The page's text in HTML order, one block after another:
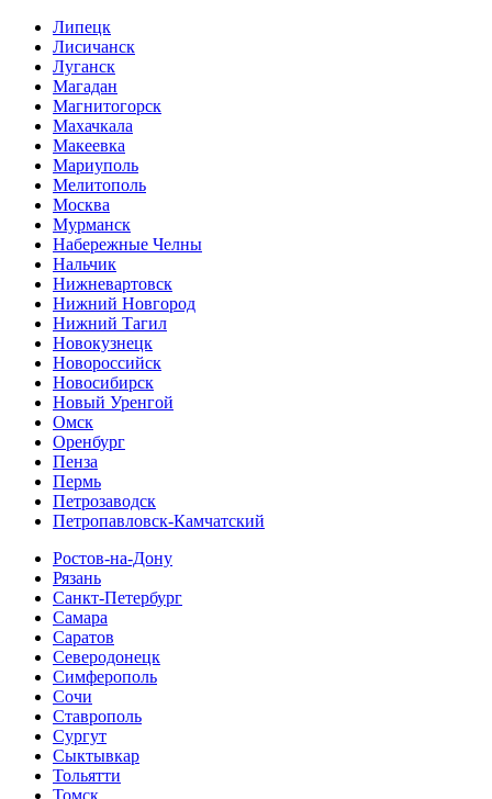
Липецк
Лисичанск
Луганск
Магадан
Магнитогорск
Махачкала
Макеевка
Мариуполь
Мелитополь
Москва
Мурманск
Набережные Челны
Нальчик
Нижневартовск
Нижний Новгород
Нижний Тагил
Новокузнецк
Новороссийск
Новосибирск
Новый Уренгой
Омск
Оренбург
Пенза
Пермь
Петрозаводск
Петропавловск-Камчатский
Ростов-на-Дону
Рязань
Санкт-Петербург
Самара
Саратов
Северодонецк
Симферополь
Сочи
Ставрополь
Сургут
Сыктывкар
Тольятти
Томск